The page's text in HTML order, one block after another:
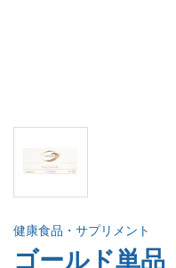
健康食品・サプリメント
ゴールド単品